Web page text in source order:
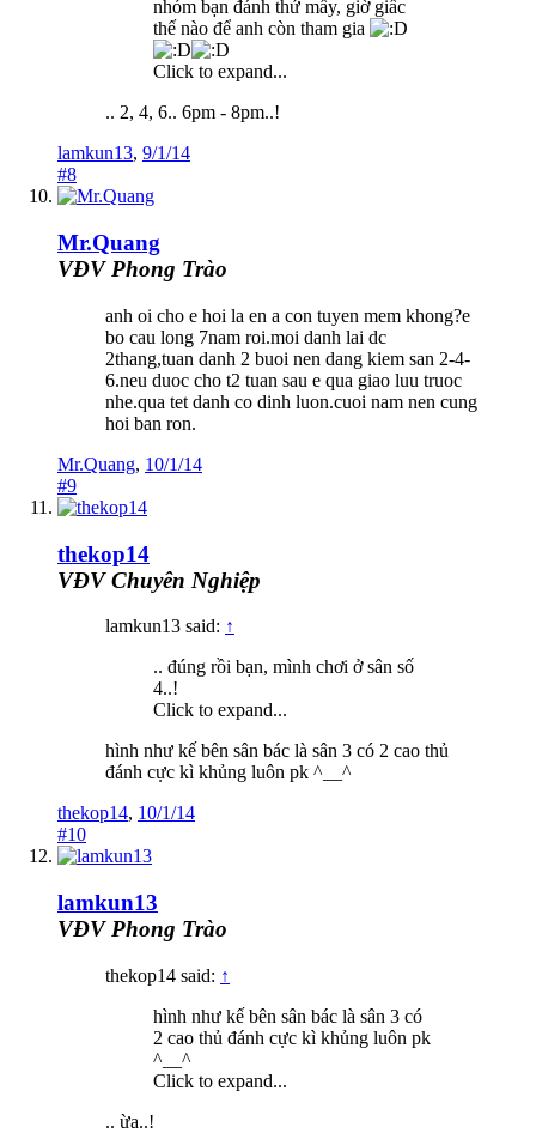
nhóm bạn đánh thứ mấy, giờ giấc
thế nào để anh còn tham gia
Click to expand...
.. 2, 4, 6.. 6pm - 8pm..!
lamkun13, 9/1/14
#8
Mr.Quang
VĐV Phong Trào
anh oi cho e hoi la en a con tuyen mem khong?e
bo cau long 7nam roi.moi danh lai dc
2thang,tuan danh 2 buoi nen dang kiem san 2-4-
6.neu duoc cho t2 tuan sau e qua giao luu truoc
nhe.qua tet danh co dinh luon.cuoi nam nen cung
hoi ban ron.
Mr.Quang, 10/1/14
#9
thekop14
VĐV Chuyên Nghiệp
lamkun13 said: ↑
.. đúng rồi bạn, mình chơi ở sân số
4..!
Click to expand...
hình như kế bên sân bác là sân 3 có 2 cao thủ
đánh cực kì khủng luôn pk ^__^
thekop14, 10/1/14
#10
lamkun13
VĐV Phong Trào
thekop14 said: ↑
hình như kế bên sân bác là sân 3 có
2 cao thủ đánh cực kì khủng luôn pk
^__^
Click to expand...
.. ừa..!